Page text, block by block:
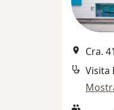
Cra.
Visita